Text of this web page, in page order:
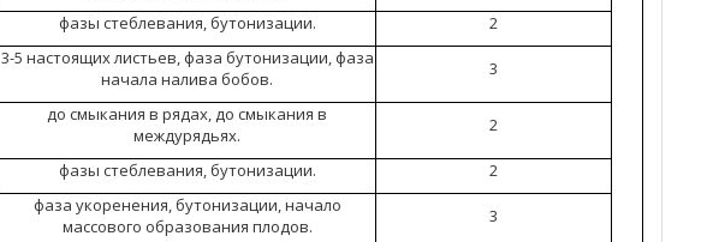
фазы стеблевания, бутонизации. 2
3-5 настоящих листьев, фаза бутонизации, фаза
начала налива бобов.
3
до смыкания в рядах, до смыкания в
междурядьях.
2
фазы стеблевания, бутонизации. 2
фаза укоренения, бутонизации, начало
массового образования плодов.
3